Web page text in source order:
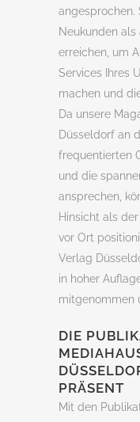
angesprochen.
Neukunden
erreichen, um
Services Ihres
machen und
Da unsere
Düsseldorf an
frequentierten
und die
ansprechen,
Hinsicht als
vor Ort
Verlag
in hoher
mitgenommen
DIE
PRÄSENT
Mit den